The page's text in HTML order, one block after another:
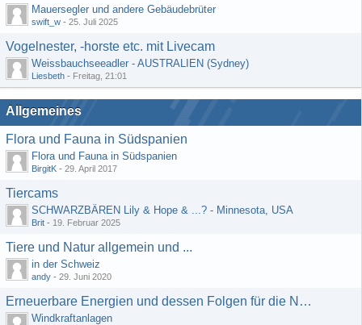
Mauersegler und andere Gebäudebrüter
swift_w - 25. Juli 2025
Vogelnester, -horste etc. mit Livecam
Weissbauchseeadler - AUSTRALIEN (Sydney)
Liesbeth - Freitag, 21:01
Allgemeines
Flora und Fauna in Südspanien
Flora und Fauna in Südspanien
BirgitK - 29. April 2017
Tiercams
SCHWARZBÄREN Lily & Hope & ...? - Minnesota, USA
Brit - 19. Februar 2025
Tiere und Natur allgemein und ...
in der Schweiz
andy - 29. Juni 2020
Erneuerbare Energien und dessen Folgen für die Natur
Windkraftanlagen